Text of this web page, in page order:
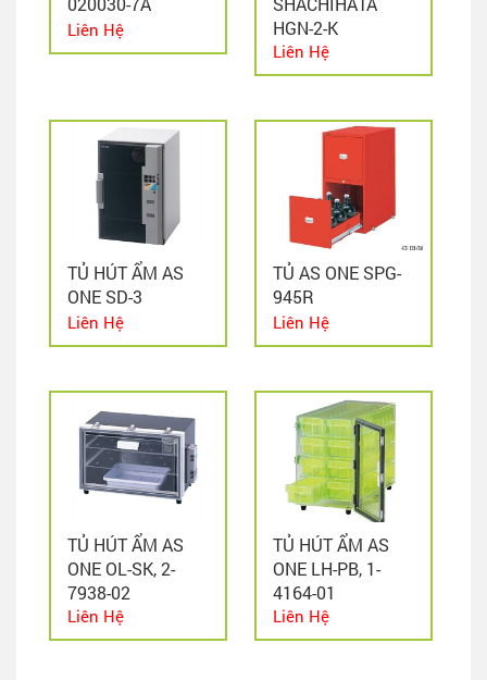
Liên Hệ
HGN-2-K
Liên Hệ
TỦ HÚT ẨM AS
ONE SD-3
Liên Hệ
TỦ AS ONE SPG-
945R
Liên Hệ
TỦ HÚT ẨM AS
ONE OL-SK, 2-
7938-02
Liên Hệ
TỦ HÚT ẨM AS
ONE LH-PB, 1-
4164-01
Liên Hệ